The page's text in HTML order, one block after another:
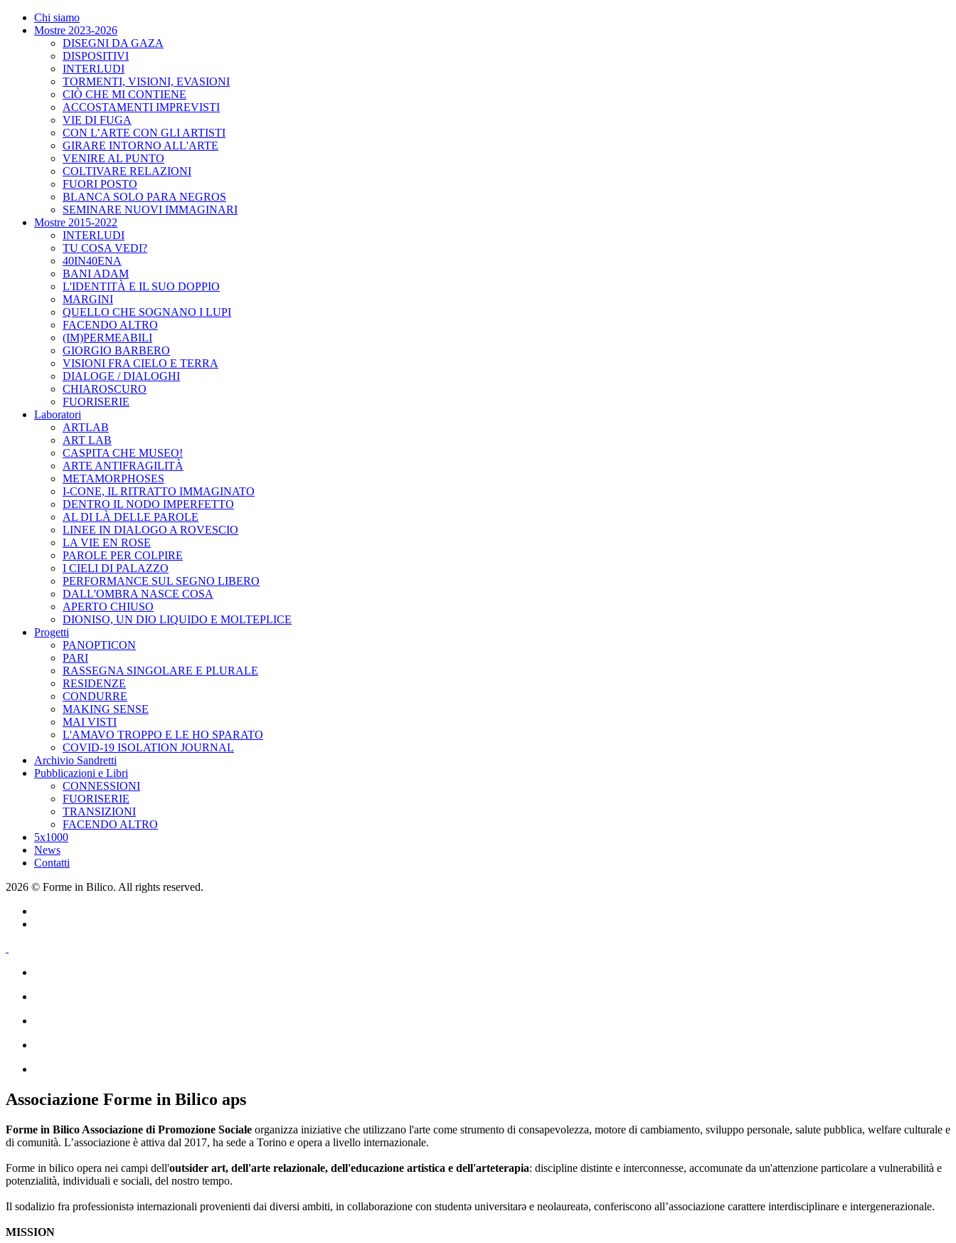
Chi siamo
Mostre 2023-2026
DISEGNI DA GAZA
DISPOSITIVI
INTERLUDI
TORMENTI, VISIONI, EVASIONI
CIÒ CHE MI CONTIENE
ACCOSTAMENTI IMPREVISTI
VIE DI FUGA
CON L’ARTE CON GLI ARTISTI
GIRARE INTORNO ALL'ARTE
VENIRE AL PUNTO
COLTIVARE RELAZIONI
FUORI POSTO
BLANCA SOLO PARA NEGROS
SEMINARE NUOVI IMMAGINARI
Mostre 2015-2022
INTERLUDI
TU COSA VEDI?
40IN40ENA
BANI ADAM
L'IDENTITÀ E IL SUO DOPPIO
MARGINI
QUELLO CHE SOGNANO I LUPI
FACENDO ALTRO
(IM)PERMEABILI
GIORGIO BARBERO
VISIONI FRA CIELO E TERRA
DIALOGE / DIALOGHI
CHIAROSCURO
FUORISERIE
Laboratori
ARTLAB
ART LAB
CASPITA CHE MUSEO!
ARTE ANTIFRAGILITÀ
METAMORPHOSES
I-CONE, IL RITRATTO IMMAGINATO
DENTRO IL NODO IMPERFETTO
AL DI LÀ DELLE PAROLE
LINEE IN DIALOGO A ROVESCIO
LA VIE EN ROSE
PAROLE PER COLPIRE
I CIELI DI PALAZZO
PERFORMANCE SUL SEGNO LIBERO
DALL'OMBRA NASCE COSA
APERTO CHIUSO
DIONISO, UN DIO LIQUIDO E MOLTEPLICE
Progetti
PANOPTICON
PARI
RASSEGNA SINGOLARE E PLURALE
RESIDENZE
CONDURRE
MAKING SENSE
MAI VISTI
L'AMAVO TROPPO E LE HO SPARATO
COVID-19 ISOLATION JOURNAL
Archivio Sandretti
Pubblicazioni e Libri
CONNESSIONI
FUORISERIE
TRANSIZIONI
FACENDO ALTRO
5x1000
News
Contatti
2026 © Forme in Bilico. All rights reserved.
Associazione Forme in Bilico aps
Forme in Bilico Associazione di Promozione Sociale organizza iniziative che utilizzano l'arte come strumento di consapevolezza, motore di cambiamento, sviluppo personale, salute pubblica, welfare culturale e
di comunità. L’associazione è attiva dal 2017, ha sede a Torino e opera a livello internazionale.
Forme in bilico opera nei campi dell'outsider art, dell'arte relazionale, dell'educazione artistica e dell'arteterapia: discipline distinte e interconnesse, accomunate da un'attenzione particolare a vulnerabilità e
potenzialità, individuali e sociali, del nostro tempo.
Il sodalizio fra professionistə internazionali provenienti dai diversi ambiti, in collaborazione con studentə universitarə e neolaureatə, conferiscono all’associazione carattere interdisciplinare e intergenerazionale.
MISSION